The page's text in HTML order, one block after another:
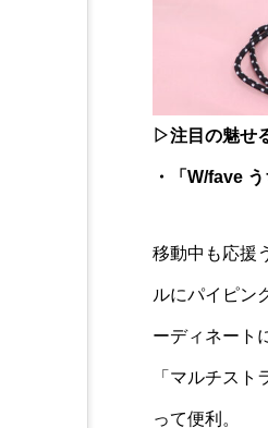
▷注目の魅せ
・「W/fave
移動中も応援
ルにパイピン
ーディネート
「マルチス
って便利。